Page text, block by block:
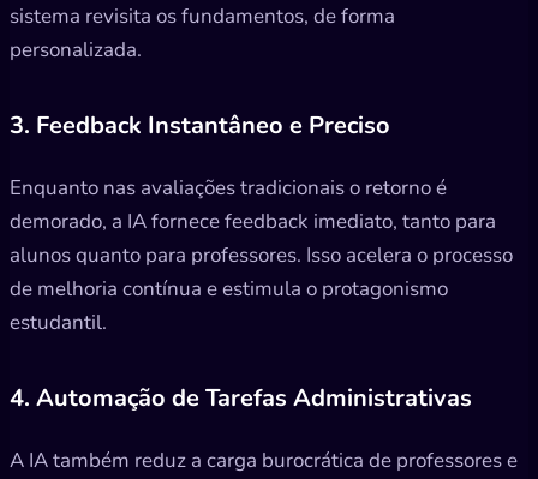
sistema revisita os fundamentos, de forma
personalizada.
3. Feedback Instantâneo e Preciso
Enquanto nas avaliações tradicionais o retorno é
demorado, a IA fornece feedback imediato, tanto para
alunos quanto para professores. Isso acelera o processo
de melhoria contínua e estimula o protagonismo
estudantil.
4. Automação de Tarefas Administrativas
A IA também reduz a carga burocrática de professores e